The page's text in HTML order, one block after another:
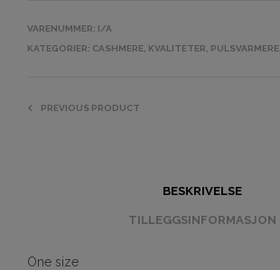
VARENUMMER: I/A
KATEGORIER: CASHMERE KVALITETER PULSVARMERE
PREVIOUS PRODUCT
BESKRIVELSE
TILLEGGSINFORMASJON
One size